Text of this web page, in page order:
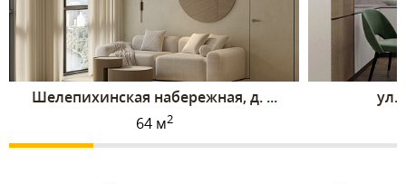
Шелепихинская набережная, д. ...
64 м2
ул.